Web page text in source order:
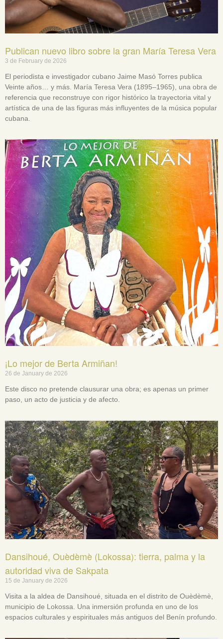
Publican nuevo libro sobre la gran María Teresa Vera
3 de February de 2026
El periodista e investigador cubano Jaime Masó Torres publica
Veinte años… y más. María Teresa Vera (1895–1965), una obra de
referencia que reconstruye con rigor histórico la trayectoria vital y
artística de una de las figuras más influyentes de la música popular
cubana.
¡Lo mejor de Berta Armiñan!
26 de January de 2026
Este disco no pretende clausurar una obra; es apenas un primer
paso, un acto de justicia y de afecto.
Dansihoué, Ouèdèmè (Lokossa): tierra, palma y la
autoridad viva de Sakpata
15 de January de 2026
Visita a la aldea de Dansihoué, situada en el distrito de Ouèdèmè,
municipio de Lokossa. Una inmersión profunda en uno de los
espacios culturales y espirituales más antiguos del Benín profundo.